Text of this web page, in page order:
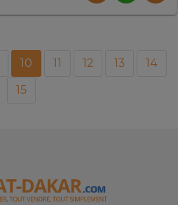
10 11 12 13
14
15